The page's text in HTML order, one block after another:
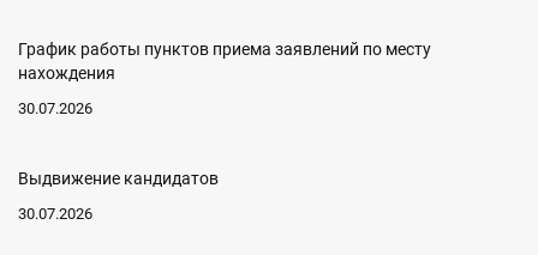
График работы пунктов приема заявлений по месту
нахождения
30.07.2026
Выдвижение кандидатов
30.07.2026